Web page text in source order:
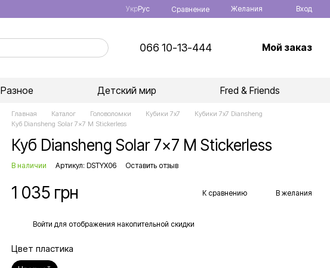
УкрРус Сравнение Желания Вход
066 10-13-444 Мой заказ
Разное Детский мир Fred & Friends
Главная Каталог Головоломки Кубики 7х7
Кубики 7х7 Diansheng
Куб Diansheng Solar 7x7 M Stickerless
Куб Diansheng Solar 7x7 M Stickerless
В наличии Артикул: DSTYX06 Оставить отзыв
1 035 грн К сравнению В желания
Войти для отображения накопительной скидки
Цвет пластика